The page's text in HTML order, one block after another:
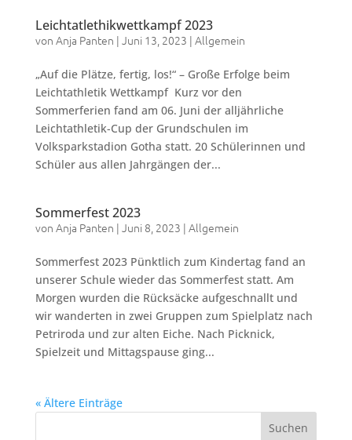
Leichtatlethikwettkampf 2023
von Anja Panten | Juni 13, 2023 | Allgemein
„Auf die Plätze, fertig, los!“ – Große Erfolge beim
Leichtathletik Wettkampf Kurz vor den
Sommerferien fand am 06. Juni der alljährliche
Leichtathletik-Cup der Grundschulen im
Volksparkstadion Gotha statt. 20 Schülerinnen und
Schüler aus allen Jahrgängen der...
Sommerfest 2023
von Anja Panten | Juni 8, 2023 | Allgemein
Sommerfest 2023 Pünktlich zum Kindertag fand an
unserer Schule wieder das Sommerfest statt. Am
Morgen wurden die Rücksäcke aufgeschnallt und
wir wanderten in zwei Gruppen zum Spielplatz nach
Petriroda und zur alten Eiche. Nach Picknick,
Spielzeit und Mittagspause ging...
« Ältere Einträge